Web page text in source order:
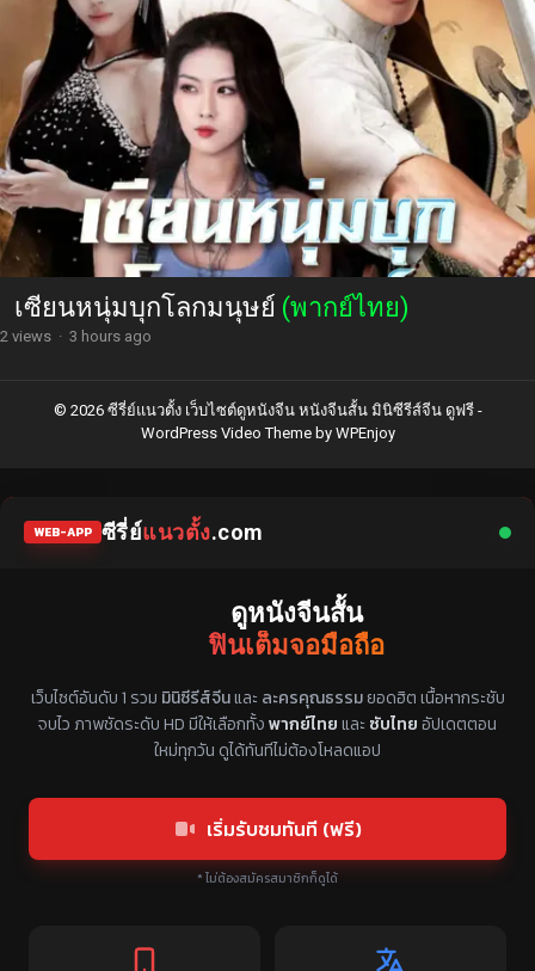
เซียนหนุ่มบุกโลกมนุษย์ (พากย์ไทย)
2 views · 3 hours ago
© 2026 ซีรี่ย์แนวตั้ง เว็บไซต์ดูหนังจีน หนังจีนสั้น มินิซีรีส์จีน ดูฟรี -
WordPress Video Themeby WPEnjoy
WEB-APP ซีรี่ย์แนวตั้ง.com
ดูหนังจีนสั้น
ฟินเต็มจอมือถือ
เว็บไซต์อันดับ 1 รวม มินิซีรีส์จีนและ ละครคุณธรรมยอดฮิต เนื้อหากระชับ
จบไว ภาพชัดระดับ HD มีให้เลือกทั้งพากย์ไทยและ ซับไทยอัปเดตตอน
ใหม่ทุกวัน ดูได้ทันทีไม่ต้องโหลดแอป
เริ่มรับชมทันที (ฟรี)
* ไม่ต้องสมัครสมาชิกก็ดูได้